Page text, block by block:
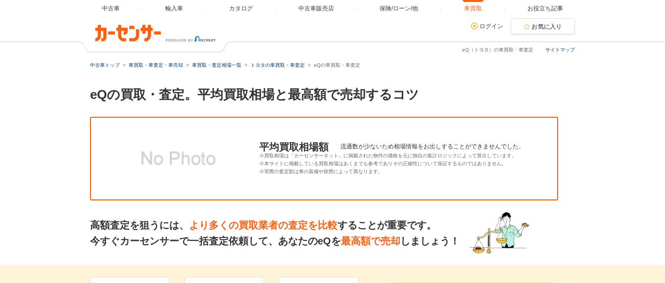
中古車 輸入車 カタログ 中古車販売店 保険/ローン/他 車買取 お役立ち記事
ログイン お気に入り
サイトマップ
eQ（トヨタ）の車買取・車査定
中古車トップ 車買取・車査定・車売却 車買取・査定相場一覧 トヨタの車買取・車査定 eQの車買取・車査定
eQの買取・査定。平均買取相場と最高額で売却するコツ
平均買取相場額 流通数が少ないため相場情報をお出しすることができませんでした。
※買取相場は「カーセンサーネット」に掲載された物件の価格を元に独自の集計ロジックによって算出しています。
※本サイトに掲載している買取相場はあくまでも参考でありその正確性について保証するものではありません。
※実際の査定額は車の装備や状態によって異なります。
高額査定を狙うには、 より多くの買取業者の査定を比較することが重要です。
今すぐカーセンサーで一括査定依頼して、あなたのeQを最高額で売却 しましょう！